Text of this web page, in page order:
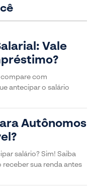
Vale
compare com
antecipar o salário
Autônomos
salário? Sim! Saiba
sua renda antes